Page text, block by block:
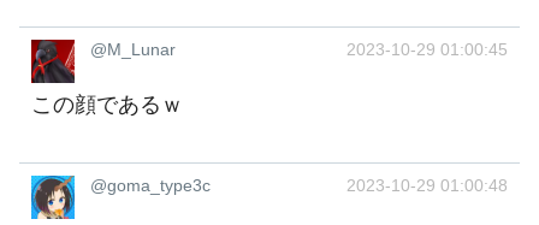
@M_Lunar 2023-10-29 01:00:45
この顔であるｗ
@goma_type3c 2023-10-29 01:00:48